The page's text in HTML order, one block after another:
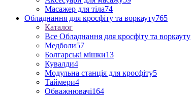
Масажер для тіла74
Обладнання для кросфіту та воркауту765
Каталог
Все Обладнання для кросфіту та воркауту
Медболи57
Болгарські мішки13
Кувалди4
Модульна станція для кросфіту5
Таймери4
Обважнювачі164